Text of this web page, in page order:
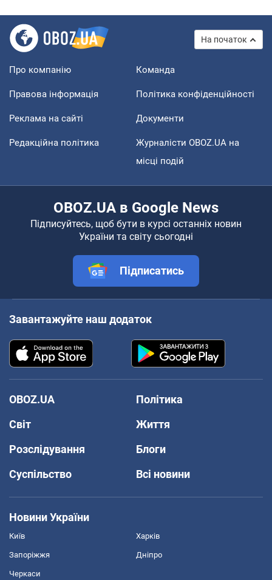
На початок
Про компанію Команда
Правова інформація Політика конфіденційності
Реклама на сайті Документи
Редакційна політика
Журналісти OBOZ.UA на
місці подій
OBOZ.UA в Google News
Підписуйтесь, щоб бути в курсі останніх новин
України та світу сьогодні
Підписатись
Завантажуйте наш додаток
OBOZ.UA
Політика
Світ
Життя
Розслідування
Блоги
Суспільство
Всі новини
Новини України
Київ Харків
Запоріжжя Дніпро
Черкаси